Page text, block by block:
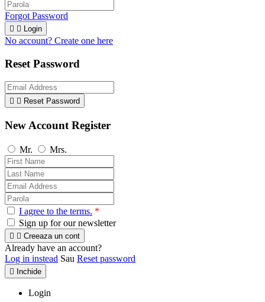
Forgot Password
  Login
No account? Create one here
Reset Password
  Reset Password
New Account Register
Mr. Mrs.
I agree to the terms. *
Sign up for our newsletter
  Creeaza un cont
Already have an account?
Log in instead Sau Reset password
 Inchide
Login